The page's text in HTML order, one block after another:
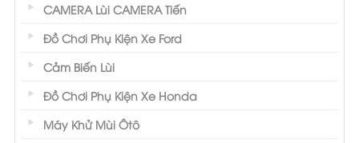
Độ bền 5-10 năm.
được khá nhiều khách hàng lựa chọn bởi chất
lượng và giá cả phù hợp. Nhưng nếu yêu cầu
CAMERA Lùi CAMERA Tiến
Đồ Chơi Phụ Kiện Xe Ford
Cảm Biến Lùi
Đồ Chơi Phụ Kiện Xe Honda
Máy Khử Mùi Ôtô